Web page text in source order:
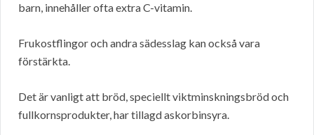
barn, innehåller ofta extra C-vitamin.
Frukostflingor och andra sädesslag kan också vara
förstärkta.
Det är vanligt att bröd, speciellt viktminskningsbröd och
fullkornsprodukter, har tillagd askorbinsyra.